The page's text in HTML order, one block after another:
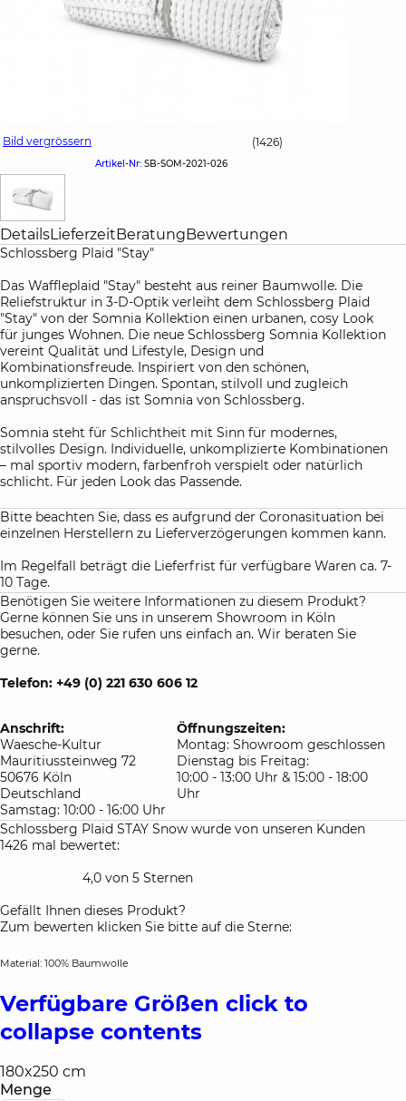
Bild vergrössern (1426)
Artikel-Nr: SB-SOM-2021-026
DetailsLieferzeitBeratungBewertungen
Schlossberg Plaid "Stay"
Das Waffleplaid "Stay" besteht aus reiner Baumwolle. Die
Reliefstruktur in 3-D-Optik verleiht dem Schlossberg Plaid
"Stay" von der Somnia Kollektion einen urbanen, cosy Look
für junges Wohnen. Die neue Schlossberg Somnia Kollektion
vereint Qualität und Lifestyle, Design und
Kombinationsfreude. Inspiriert von den schönen,
unkomplizierten Dingen. Spontan, stilvoll und zugleich
anspruchsvoll - das ist Somnia von Schlossberg.
Somnia steht für Schlichtheit mit Sinn für modernes,
stilvolles Design. Individuelle, unkomplizierte Kombinationen
– mal sportiv modern, farbenfroh verspielt oder natürlich
schlicht. Für jeden Look das Passende.
Bitte beachten Sie, dass es aufgrund der Coronasituation bei
einzelnen Herstellern zu Lieferverzögerungen kommen kann.
Im Regelfall beträgt die Lieferfrist für verfügbare Waren ca. 7-
10 Tage.
Benötigen Sie weitere Informationen zu diesem Produkt?
Gerne können Sie uns in unserem Showroom in Köln
besuchen, oder Sie rufen uns einfach an. Wir beraten Sie
gerne.
Telefon: +49 (0) 221 630 606 12
Anschrift:
Waesche-Kultur
Mauritiussteinweg 72
50676 Köln
Deutschland
Öffnungszeiten:
Montag: Showroom geschlossen
Dienstag bis Freitag:
10:00 - 13:00 Uhr & 15:00 - 18:00
Uhr
Samstag: 10:00 - 16:00 Uhr
Schlossberg Plaid STAY Snow wurde von unseren Kunden
1426 mal bewertet:
4,0 von 5 Sternen
Gefällt Ihnen dieses Produkt?
Zum bewerten klicken Sie bitte auf die Sterne:
Material: 100% Baumwolle
Verfügbare Größen click to
collapse contents
180x250 cm
Menge